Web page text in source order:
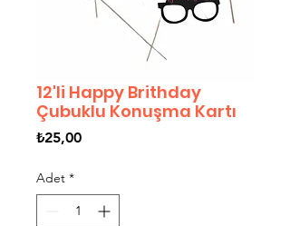
12'li Happy Brithday
Çubuklu Konuşma Kartı
₺25,00Fiyat
Adet *